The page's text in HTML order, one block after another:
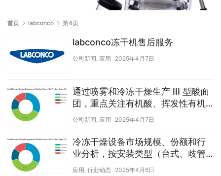
首页 labconco 第4页
labconco冻干机售后服务
公司新闻 应用 2025年4月7日
通过喷雾和冷冻干燥生产 III 型酸面
团，重点关注有机酸、挥发性有机
化合物和储存期间的细胞活力
公司新闻 应用 2025年4月7日
冷冻干燥设备市场规模、份额和行
业分析，按安装类型（台式、歧管
和托盘式）按产品类型（工业冷冻
应用 行业动态 2025年4月6日